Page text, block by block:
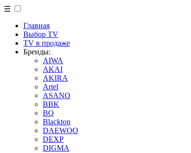
☰
Главная
Выбор TV
TV в продаже
Бренды:
AIWA
AKAI
AKIRA
Artel
ASANO
BBK
BQ
Blackton
DAEWOO
DEXP
DIGMA